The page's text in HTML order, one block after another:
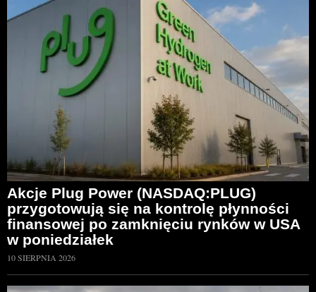
Akcje Plug Power (NASDAQ:PLUG)
przygotowują się na kontrolę płynności
finansowej po zamknięciu rynków w USA
w poniedziałek
10 SIERPNIA 2026